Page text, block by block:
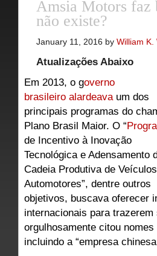
Amsia Motors faz
não existe?
January 11, 2016 by William K.
Atualizações Abaixo
Em 2013, o governo
brasileiro alardeava um dos
principais programas do
Plano Brasil Maior. O “
de Incentivo à Inovação
Tecnológica e Adensamento
Cadeia Produtiva de Veículos
Automotores”, dentre outros
objetivos, buscava oferecer
internacionais para
orgulhosamente citou
incluindo a “empresa